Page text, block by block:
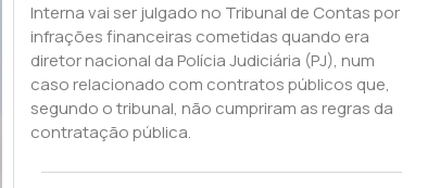
Interna vai ser julgado no Tribunal de Contas por
infrações financeiras cometidas quando era
diretor nacional da Polícia Judiciária (PJ), num
caso relacionado com contratos públicos que,
segundo o tribunal, não cumpriram as regras da
contratação pública.